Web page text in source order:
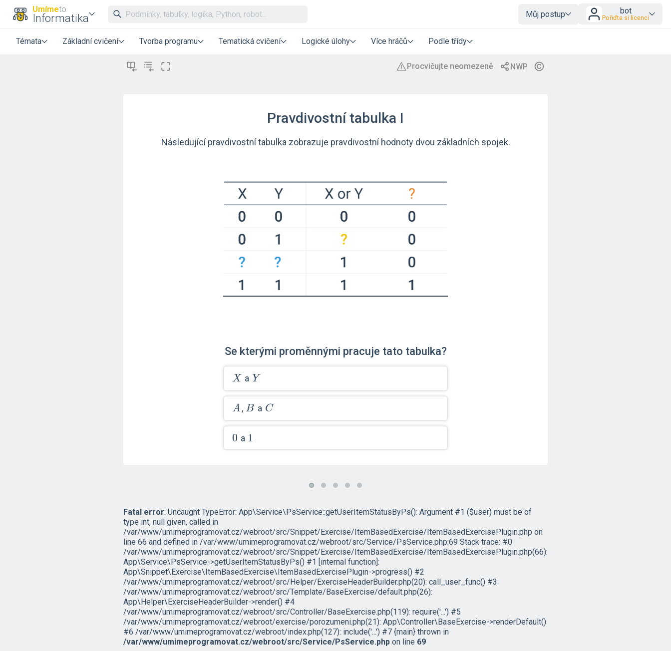
Umímeto
Informatika Můj postup bot
Pořiďte si licenci
Témata Základní cvičení Tvorba programu Tematická cvičení Logické úlohy Více hráčů Podle třídy
Pravdivostní tabulka I
Následující pravdivostní tabulka zobrazuje pravdivostní hodnoty dvou základních spojek.
Se kterými proměnnými pracuje tato tabulka?
X
X a Y
Y
A
A, B
B a C
C
0
0 a 1
1
Fatal error: Uncaught TypeError: App\Service\PsService::getUserItemStatusByPs(): Argument #1 ($user) must be of
type int, null given, called in
/var/www/umimeprogramovat.cz/webroot/src/Snippet/Exercise/ItemBasedExercise/ItemBasedExercisePlugin.php on
line 66 and defined in /var/www/umimeprogramovat.cz/webroot/src/Service/PsService.php:69 Stack trace: #0
/var/www/umimeprogramovat.cz/webroot/src/Snippet/Exercise/ItemBasedExercise/ItemBasedExercisePlugin.php(66):
App\Service\PsService->getUserItemStatusByPs() #1 [internal function]:
App\Snippet\Exercise\ItemBasedExercise\ItemBasedExercisePlugin->progress() #2
/var/www/umimeprogramovat.cz/webroot/src/Helper/ExerciseHeaderBuilder.php(20): call_user_func() #3
/var/www/umimeprogramovat.cz/webroot/src/Template/BaseExercise/default.php(26):
App\Helper\ExerciseHeaderBuilder->render() #4
/var/www/umimeprogramovat.cz/webroot/src/Controller/BaseExercise.php(119): require('...') #5
/var/www/umimeprogramovat.cz/webroot/exercise/porozumeni.php(21): App\Controller\BaseExercise->renderDefault()
#6 /var/www/umimeprogramovat.cz/webroot/index.php(127): include('...') #7 {main} thrown in
/var/www/umimeprogramovat.cz/webroot/src/Service/PsService.php on line 69